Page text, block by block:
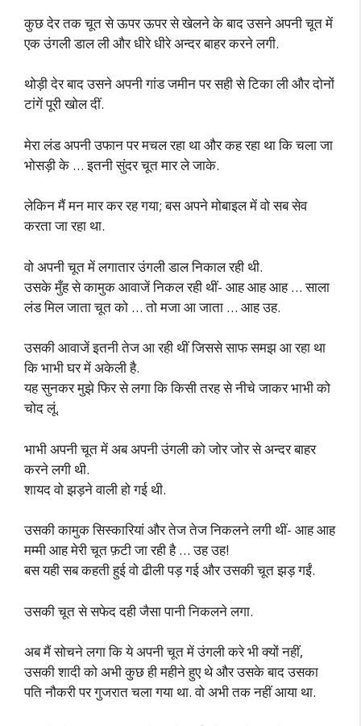
कुछ देर तक चूत से ऊपर ऊपर से खेलने के बाद उसने अपनी चूत में
एक उंगली डाल ली और धीरे धीरे अन्दर बाहर करने लगी.
थोड़ी देर बाद उसने अपनी गांड जमीन पर सही से टिका ली और दोनों
टांगें पूरी खोल दीं.
मेरा लंड अपनी उफान पर मचल रहा था और कह रहा था कि चला जा
भोसड़ी के … इतनी सुंदर चूत मार ले जाके.
लेकिन मैं मन मार कर रह गया; बस अपने मोबाइल में वो सब सेव
करता जा रहा था.
वो अपनी चूत में लगातार उंगली डाल निकाल रही थी.
उसके मुँह से कामुक आवाजें निकल रही थीं- आह आह आह … साला
लंड मिल जाता चूत को … तो मजा आ जाता … आह उह.
उसकी आवाजें इतनी तेज आ रही थीं जिससे साफ समझ आ रहा था
कि भाभी घर में अकेली है.
यह सुनकर मुझे फिर से लगा कि किसी तरह से नीचे जाकर भाभी को
चोद लूं.
भाभी अपनी चूत में अब अपनी उंगली को जोर जोर से अन्दर बाहर
करने लगी थी.
शायद वो झड़ने वाली हो गई थी.
उसकी कामुक सिस्कारियां और तेज तेज निकलने लगी थीं- आह आह
मम्मी आह मेरी चूत फ़टी जा रही है … उह उह!
बस यही सब कहती हुई वो ढीली पड़ गई और उसकी चूत झड़ गईं.
उसकी चूत से सफेद दही जैसा पानी निकलने लगा.
अब मैं सोचने लगा कि ये अपनी चूत में उंगली करे भी क्यों नहीं,
उसकी शादी को अभी कुछ ही महीने हुए थे और उसके बाद उसका
पति नौकरी पर गुजरात चला गया था. वो अभी तक नहीं आया था.